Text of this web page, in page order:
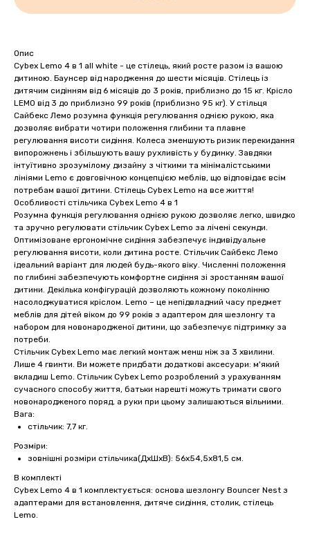
Опис
Cybex Lemo 4 в 1 all white - це стілець, який росте разом із вашою
дитиною. Баунсер від народження до шести місяців. Стілець із
дитячим сидінням від 6 місяців до 3 років, приблизно до 15 кг. Крісло
LEMO від 3 до приблизно 99 років (приблизно 95 кг). У стільця
Сайбекс Лемо розумна функція регулювання однією рукою, яка
дозволяє вибрати чотири положення глибини та плавне
регулювання висоти сидіння. Колеса зменшують ризик перекидання
випорожнень і збільшують вашу рухливість у будинку. Завдяки
інтуїтивно зрозумілому дизайну з чіткими та мінімалістськими
лініями Lemo є довговічною концепцією меблів, що відповідає всім
потребам вашої дитини. Стілець Cybex Lemo на все життя!
Особливості стільчика Cybex Lemo 4 в 1
Розумна функція регулювання однією рукою дозволяє легко, швидко
та зручно регулювати стільчик Cybex Lemo за лічені секунди.
Оптимізоване ергономічне сидіння забезпечує індивідуальне
регулювання висоти, коли дитина росте. Стільчик Сайбекс Лемо
ідеальний варіант для людей будь-якого віку. Численні положення
по глибині забезпечують комфортне сидіння зі зростанням вашої
дитини. Декілька конфігурацій дозволяють кожному поколінню
насолоджуватися кріслом. Lemo – це непідвладний часу предмет
меблів для дітей віком до 99 років з адаптером для шезлонгу та
набором для новонародженої дитини, що забезпечує підтримку за
потреби.
Стільчик Cybex Lemo має легкий монтаж менш ніж за 3 хвилини.
Лише 4 гвинти. Ви можете придбати додаткові аксесуари: м'який
вкладиш Lemo. Стільчик Cybex Lemo розроблений з урахуванням
сучасного способу життя, батьки нарешті можуть тримати свого
новонародженого поряд, а руки при цьому залишаються вільними.
Вага:
стільчик: 7,7 кг.
Розміри:
зовнішні розміри стільчика(ДxШxВ): 56х54,5х81,5 см.
В комплекті
Cybex Lemo 4 в 1 комплектується: основа шезлонгу Bouncer Nest з
адаптерами для встановлення, дитяче сидіння, столик, стілець
Lemo.